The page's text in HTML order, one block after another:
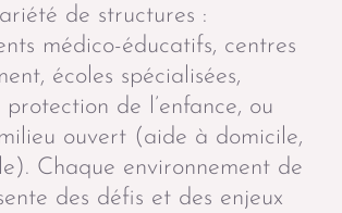
de structures :
médico-éducatifs, centres
écoles spécialisées,
protection de l’enfance, ou
ouvert (aide à domicile,
Chaque environnement de
des défis et des enjeux